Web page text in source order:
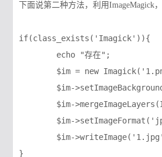
下面说第二种方法，利用ImageMagick，
if(class_exists('Imagick')){
}